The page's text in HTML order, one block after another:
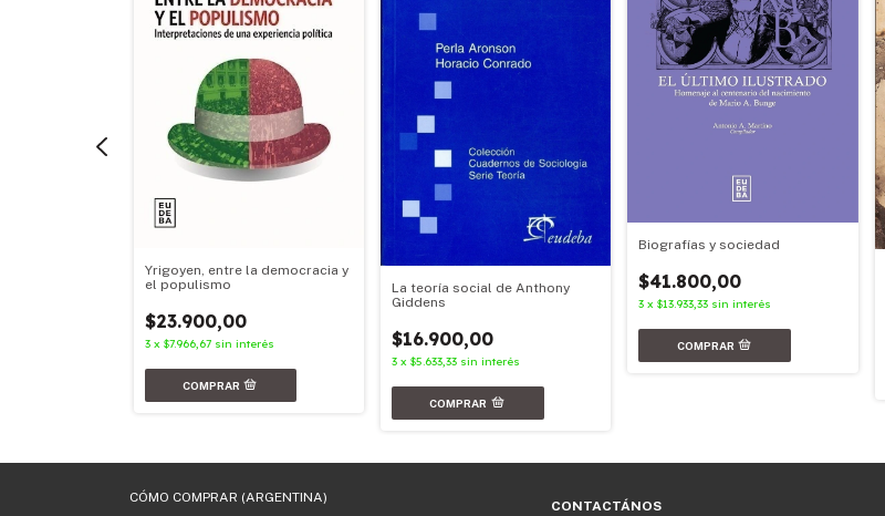
Yrigoyen, entre la democracia y
el populismo
$23.900,00
3 x $7.966,67 sin interés
La teoría social de Anthony
Giddens
$16.900,00
3 x$5.633,33 sin interés
Biografías y sociedad
$41.800,00
3 x$13.933,33 sin interés
CÓMO COMPRAR (ARGENTINA)
CONTACTÁNOS